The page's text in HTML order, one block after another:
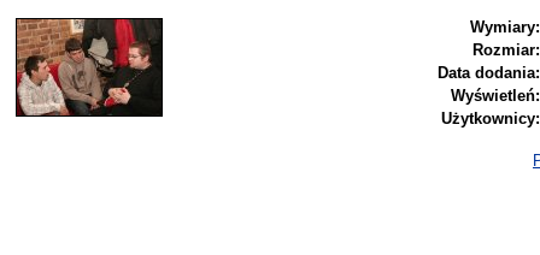
Wymiary:
Rozmiar:
Data dodania:
Wyświetleń:
Użytkownicy: